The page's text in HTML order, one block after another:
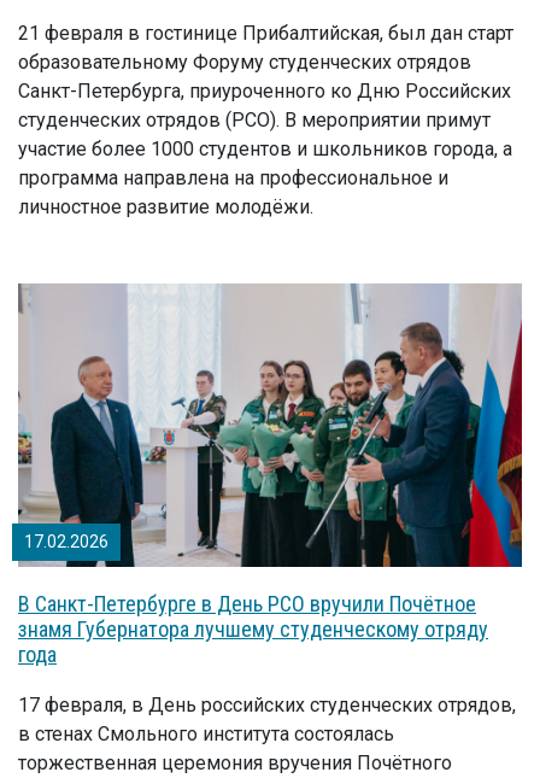
21 февраля в гостинице Прибалтийская, был дан старт
образовательному Форуму студенческих отрядов
Санкт-Петербурга, приуроченного ко Дню Российских
студенческих отрядов (РСО). В мероприятии примут
участие более 1000 студентов и школьников города, а
программа направлена на профессиональное и
личностное развитие молодёжи.
17.02.2026
В Санкт-Петербурге в День РСО вручили Почётное
знамя Губернатора лучшему студенческому отряду
года
17 февраля, в День российских студенческих отрядов,
в стенах Смольного института состоялась
торжественная церемония вручения Почётного